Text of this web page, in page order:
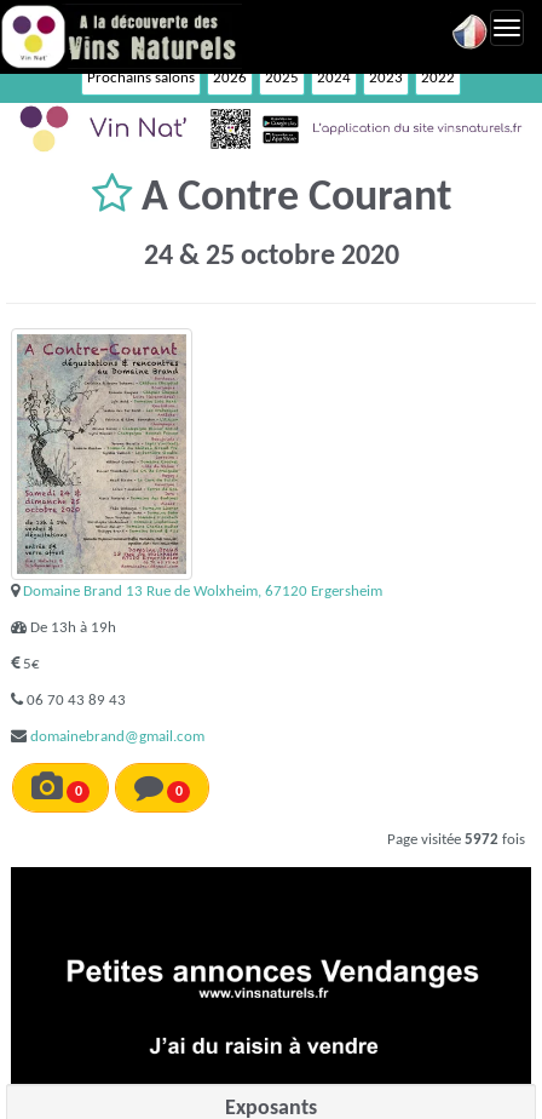
Prochains salons 2026 2025 2024 2023 2022
A Contre Courant
24 & 25 octobre 2020
Domaine Brand 13 Rue de Wolxheim, 67120 Ergersheim
De 13h à 19h
5€
06 70 43 89 43
domainebrand@gmail.com
0 0
Page visitée 5972 fois
Exposants